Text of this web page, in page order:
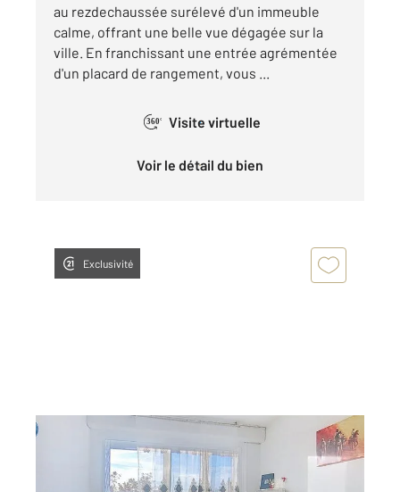
au rezdechaussée surélevé d'un immeuble
calme, offrant une belle vue dégagée sur la
ville. En franchissant une entrée agrémentée
d'un placard de rangement, vous ...
360° Visite virtuelle
Voir le détail du bien
Exclusivité
MONTBELIARD 25
2, 2 pièces
Ref : 33445